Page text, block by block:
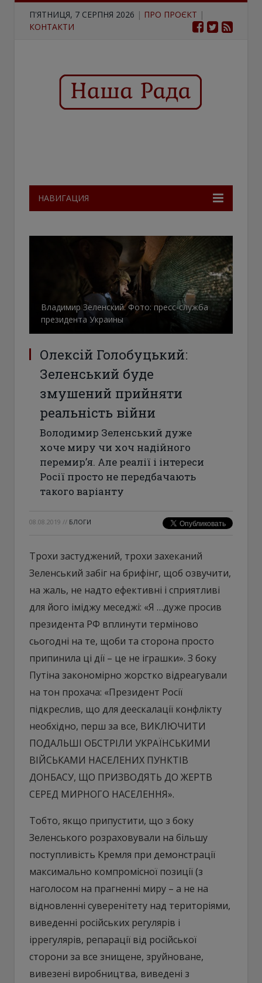
П'ЯТНИЦЯ, 7 СЕРПНЯ 2026 | ПРО ПРОЄКТ |
КОНТАКТИ
НАВИГАЦИЯ
Владимир Зеленский. Фото: пресс-служба
президента Украины
Олексій Голобуцький:
Зеленський буде
змушений прийняти
реальність війни
Володимир Зеленський дуже
хоче миру чи хоч надійного
перемир’я. Але реалії і інтереси
Росії просто не передбачають
такого варіанту
08.08.2019 // БЛОГИ
Трохи застуджений, трохи захеканий
Зеленський забіг на брифінг, щоб озвучити,
на жаль, не надто ефективні і сприятливі
для його іміджу меседжі: «Я …дуже просив
президента РФ вплинути терміново
сьогодні на те, щоби та сторона просто
припинила ці дії – це не іграшки». З боку
Путіна закономірно жорстко відреагували
на тон прохача: «Президент Росії
підкреслив, що для деескалації конфлікту
необхідно, перш за все, ВИКЛЮЧИТИ
ПОДАЛЬШІ ОБСТРІЛИ УКРАЇНСЬКИМИ
ВІЙСЬКАМИ НАСЕЛЕНИХ ПУНКТІВ
ДОНБАСУ, ЩО ПРИЗВОДЯТЬ ДО ЖЕРТВ
СЕРЕД МИРНОГО НАСЕЛЕННЯ».
Тобто, якщо припустити, що з боку
Зеленського розраховували на більшу
поступливість Кремля при демонстрації
максимально компромісної позиції (з
наголосом на прагненні миру – а не на
відновленні суверенітету над територіями,
виведенні російських регулярів і
іррегулярів, репарації від російської
сторони за все знищене, зруйноване,
вивезені виробництва, виведені з